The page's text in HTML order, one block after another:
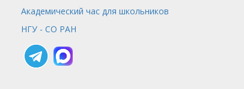
Академический час для школьников
НГУ - СО РАН